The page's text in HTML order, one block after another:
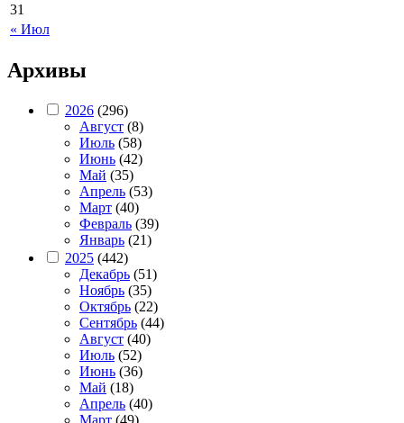
« Июл
31
Архивы
2026 (296)
Август (8)
Июль (58)
Июнь (42)
Май (35)
Апрель (53)
Март (40)
Февраль (39)
Январь (21)
2025 (442)
Декабрь (51)
Ноябрь (35)
Октябрь (22)
Сентябрь (44)
Август (40)
Июль (52)
Июнь (36)
Май (18)
Апрель (40)
Март (49)